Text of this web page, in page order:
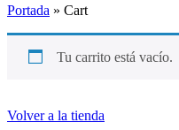
Portada » Cart
Tu carrito está vacío.
Volver a la tienda